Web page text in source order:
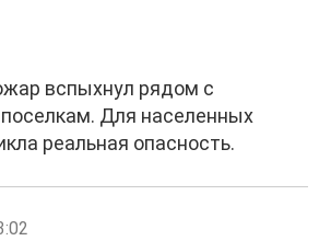
вспыхнул рядом с
Для населенных
реальная опасность.